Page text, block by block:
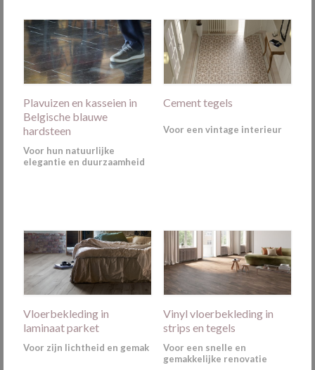
Plavuizen en kasseien in
Belgische blauwe
hardsteen
Voor hun natuurlijke
elegantie en duurzaamheid
Cement tegels
Voor een vintage interieur
Vloerbekleding in
laminaat parket
Voor zijn lichtheid en gemak
Vinyl vloerbekleding in
strips en tegels
Voor een snelle en
gemakkelijke renovatie